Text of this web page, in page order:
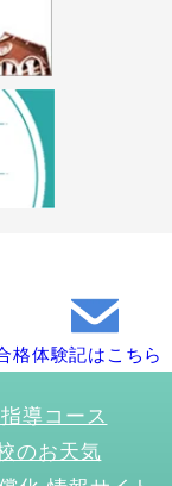
格体験記はこちら
導コース
のお天気